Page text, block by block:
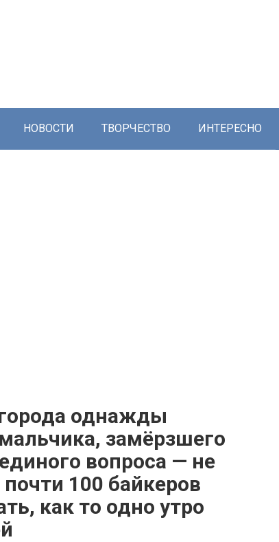
НОВОСТИ ТВОРЧЕСТВО ИНТЕРЕСНО
однажды
замёрзшего
вопроса — не
100 байкеров
как то одно утро